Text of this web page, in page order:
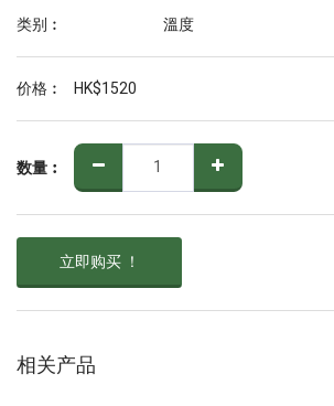
类别︰ 溫度
价格︰ HK$1520
数量︰
立即购买 ！
相关产品